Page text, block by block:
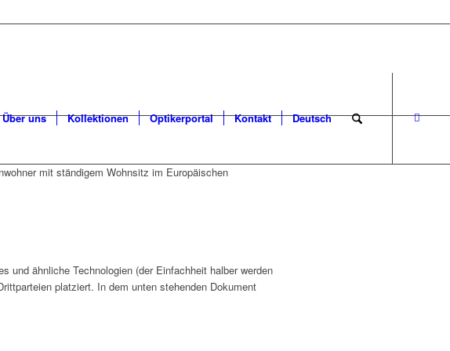
Über uns Kollektionen Optikerportal Kontakt Deutsch
mit ständigem Wohnsitz im Europäischen
und ähnliche Technologien (der Einfachheit halber werden
platziert. In dem unten stehenden Dokument